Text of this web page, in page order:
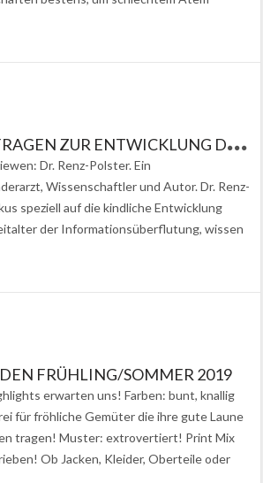
F
RAGEN ÜBER FRAGEN ZUR ENTWICKLUNG DER KINDER – UNSER INTERVIEW MIT DR. RENZ-POLSTER
Dr. Renz-Polster. Ein
Wissenschaftler und Autor. Dr. Renz-
speziell auf die kindliche Entwicklung
der Informationsüberflutung, wissen
FRÜHLING/SOMMER 2019
erwarten uns! Farben: bunt, knallig
für fröhliche Gemüter die ihre gute Laune
tragen! Muster: extrovertiert! Print Mix
Ob Jacken, Kleider, Oberteile oder